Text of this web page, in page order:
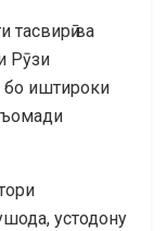
ва
Рӯзи
бо иштироки
устодону